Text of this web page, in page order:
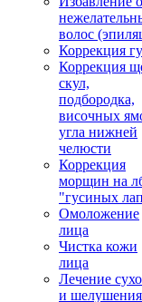
волос
Коррекция
Коррекция
скул,
подбородка,
височных
угла нижней
челюсти
Коррекция
морщин на
"гусиных
Омоложение
лица
Чистка кожи
лица
Лечение
и шелушения